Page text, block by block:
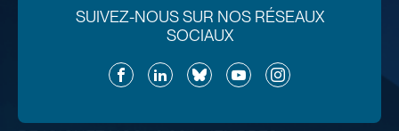
SUIVEZ-NOUS SUR NOS RÉSEAUX
SOCIAUX
FacebookLinkedInBlueskyYouTubeInstagram